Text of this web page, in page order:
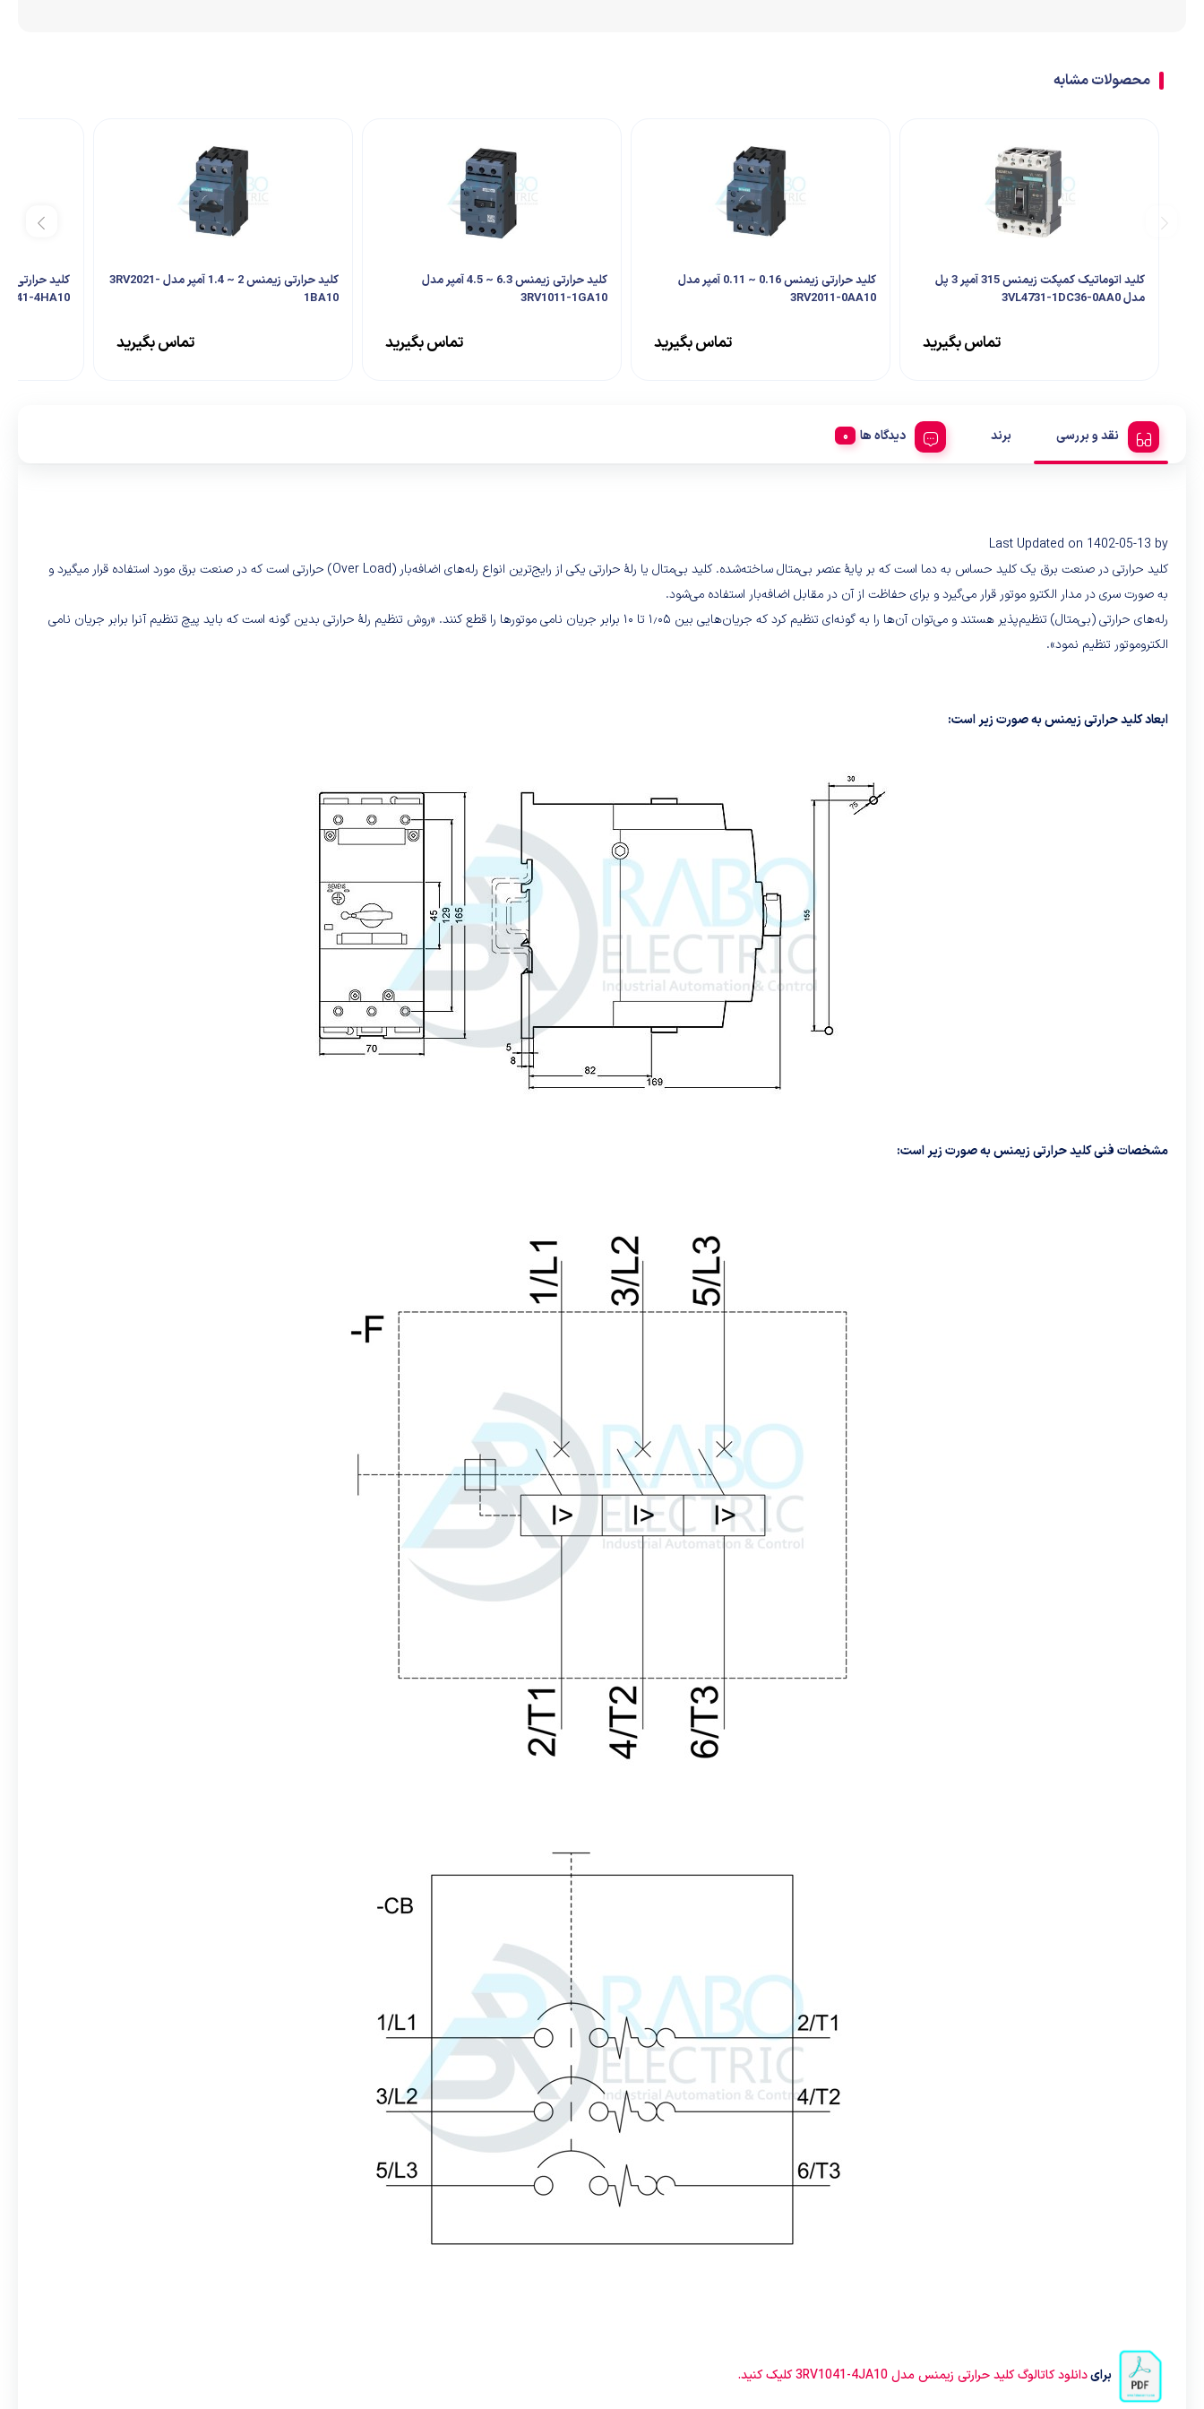
محصولات مشابه
کلید اتوماتیک کمپکت زیمنس 315 آمپر 3 پل
مدل 3VL4731-1DC36-0AA0
تماس بگیرید
کلید حرارتی زیمنس 0.16 ~ 0.11 آمپر مدل
3RV2011-0AA10
تماس بگیرید
کلید حرارتی زیمنس 6.3 ~ 4.5 آمپر مدل
3RV1011-1GA10
تماس بگیرید
کلید حرارتی زیمنس 2 ~ 1.4 آمپر مدل 3RV2021-
1BA10
تماس بگیرید
4HA10
نقد و بررسی برند دیدگاه ها
Last Updated on 1402-05-13 by
کلید حرارتی در صنعت برق یک کلید حساس به دما است که بر پایهٔ عنصر بی‌متال ساخته‌شده. کلید بی‌متال یا رلهٔ حرارتی یکی از رایج‌ترین انواع رله‌های اضافه‌بار (Over Load) حرارتی است که در صنعت برق مورد استفاده قرار میگیرد و
به صورت سری در مدار الکترو موتور قرار می‌گیرد و برای حفاظت از آن در مقابل اضافه‌بار استفاده می‌شود.
رله‌های حرارتی (بی‌متال) تنظیم‌پذیر هستند و می‌توان آن‌ها را به گونه‌ای تنظیم کرد که جریان‌هایی بین ۱٫۰۵ تا ۱۰ برابر جریان نامی موتورها را قطع کنند. «روش تنظیم رلهٔ حرارتی بدین گونه است که باید پیچ تنظیم آنرا برابر جریان نامی
الکتروموتور تنظیم نمود».
ابعاد کلید حرارتی زیمنس به صورت زیر است:
مشخصات فنی کلید حرارتی زیمنس به صورت زیر است:
برایدانلود کاتالوگ کلید حرارتی زیمنس مدل 3RV1041-4JA10 کلیک کنید.